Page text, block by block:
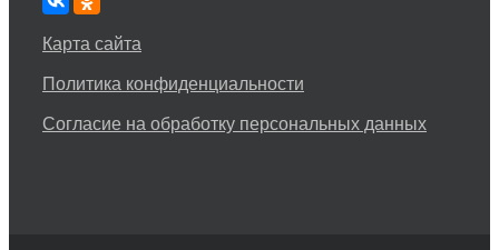
Карта сайта
Политика конфиденциальности
Согласие на обработку персональных данных